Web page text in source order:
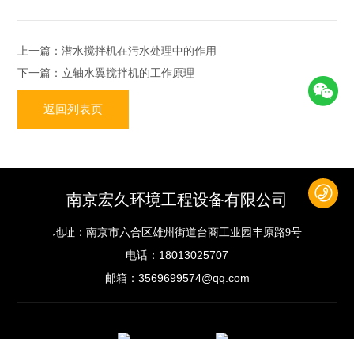
上一篇：潜水搅拌机在污水处理中的作用
下一篇：立轴水翼搅拌机的工作原理
返回列表页
南京宏久环境工程设备有限公司
地址：南京市六合区雄州街道台商工业园丰原路9号
电话： 18013025707
邮箱： 3569699574@qq.com